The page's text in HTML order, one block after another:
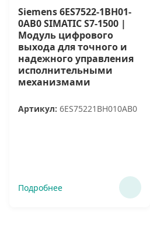
Siemens 6ES7522-1BH01-
0AB0 SIMATIC S7-1500 |
Модуль цифрового
выхода для точного и
надежного управления
исполнительными
механизмами
Артикул: 6ES75221BH010AB0
Подробнее